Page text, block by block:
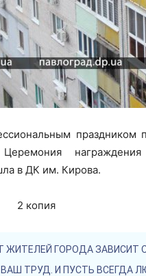
праздником
в ДК им. Кирова.
ГОРОДА ЗАВИСИТ
ТРУД. И ПУСТЬ ВСЕГДА